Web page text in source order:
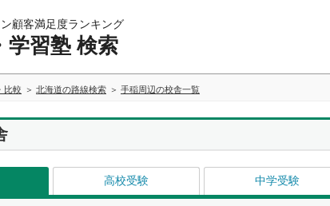
顧客満足度ランキング
学習塾 検索
比較 北海道の路線検索 手稲周辺の校舎一覧
高校受験 中学受験